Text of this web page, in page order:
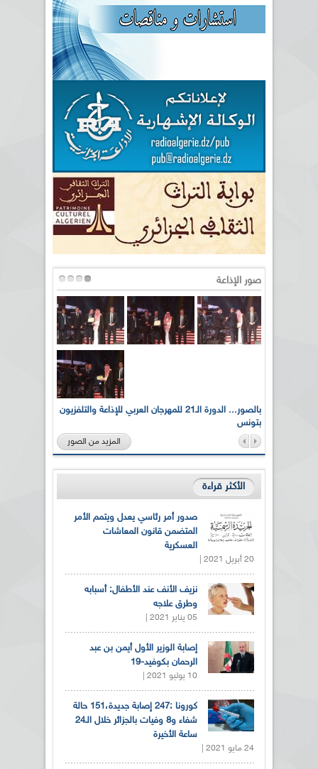
صور الإذاعة
بالصور... الدورة الـ21 للمهرجان العربي للإذاعة والتلفزيون
بتونس
المزيد من الصور
الأكثر قراءة
صدور أمر رئاسي يعدل ويتمم الأمر
المتضمن قانون المعاشات
العسكرية
20 أبريل 2021 |
نزيف الأنف عند الأطفال: أسبابه
وطرق علاجه
05 يناير 2021 |
إصابة الوزير الأول أيمن بن عبد
الرحمان بكوفيد-19
10 يوليو 2021 |
كورونا :247 إصابة جديدة،151 حالة
شفاء و8 وفيات بالجزائر خلال الـ24
ساعة الأخيرة
24 مايو 2021 |